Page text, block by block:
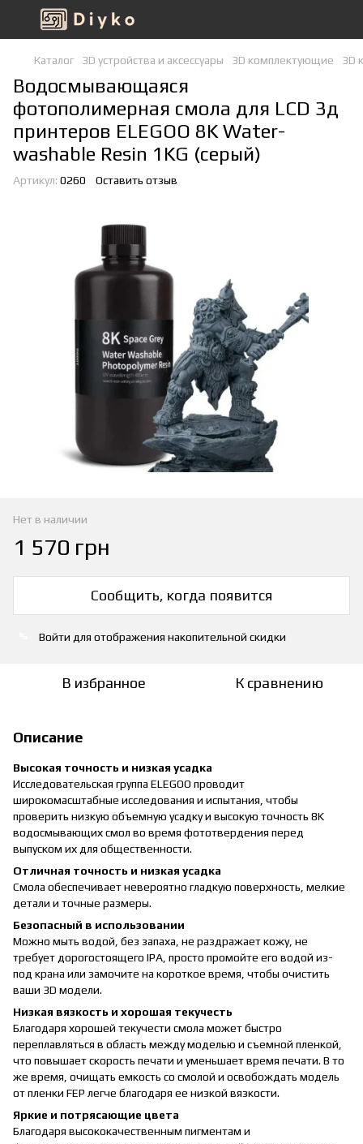
Каталог 3D устройства и аксессуары 3D комплектующие 3D
Водосмывающаяся
фотополимерная смола для LCD 3д
принтеров ELEGOO 8K Water-
washable Resin 1KG (серый)
Артикул: 0260 Оставить отзыв
Нет в наличии
1 570 грн
Сообщить, когда появится
Войти для отображения накопительной скидки
В избранное К сравнению
Описание
Высокая точность и низкая усадка
Исследовательская группа ELEGOO проводит
широкомасштабные исследования и испытания, чтобы
проверить низкую объемную усадку и высокую точность 8K
водосмывающих смол во время фототвердения перед
выпуском их для общественности.
Отличная точность и низкая усадка
Смола обеспечивает невероятно гладкую поверхность, мелкие
детали и точные размеры.
Безопасный в использовании
Можно мыть водой, без запаха, не раздражает кожу, не
требует дорогостоящего IPA, просто промойте его водой из-
под крана или замочите на короткое время, чтобы очистить
ваши 3D модели.
Низкая вязкость и хорошая текучесть
Благодаря хорошей текучести смола может быстро
переплавляться в область между моделью и съемной пленкой,
что повышает скорость печати и уменьшает время печати. В то
же время, очищать емкость со смолой и освобождать модель
от пленки FEP легче благодаря ее низкой вязкости.
Яркие и потрясающие цвета
Благодаря высококачественным пигментам и